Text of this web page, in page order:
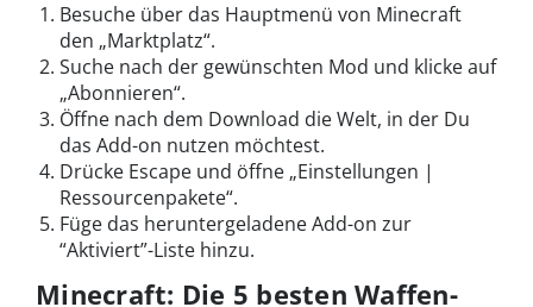
Besuche über das Hauptmenü von Minecraft
den „Marktplatz“.
Suche nach der gewünschten Mod und klicke auf
„Abonnieren“.
Öffne nach dem Download die Welt, in der Du
das Add-on nutzen möchtest.
Drücke Escape und öffne „Einstellungen |
Ressourcenpakete“.
Füge das heruntergeladene Add-on zur
“Aktiviert”-Liste hinzu.
Minecraft: Die 5 besten Waffen-